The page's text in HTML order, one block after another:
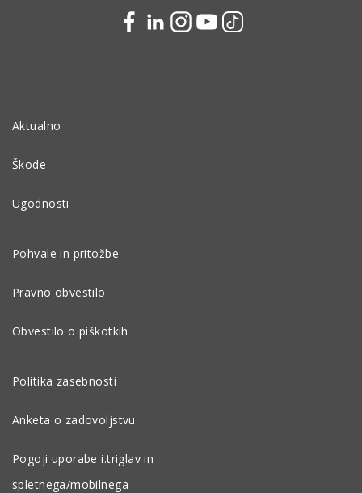
Aktualno
Škode
Ugodnosti
Pohvale in pritožbe
Pravno obvestilo
Obvestilo o piškotkih
Politika zasebnosti
Anketa o zadovoljstvu
Pogoji uporabe i.triglav in
spletnega/mobilnega